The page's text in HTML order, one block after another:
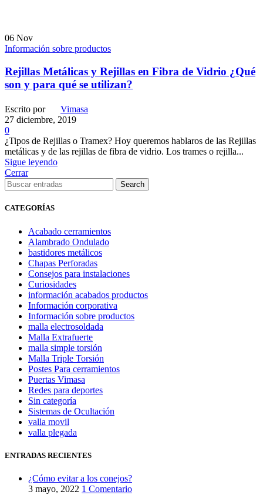
06 Nov
Información sobre productos
Rejillas Metálicas y Rejillas en Fibra de Vidrio ¿Qué
son y para qué se utilizan?
Escrito por
Vimasa
27 diciembre, 2019
0
¿Tipos de Rejillas o Tramex? Hoy queremos hablaros de las Rejillas
metálicas y de las rejillas de fibra de vidrio. Los trames o rejilla...
Sigue leyendo
Cerrar
Search
CATEGORÍAS
Acabado cerramientos
Alambrado Ondulado
bastidores metálicos
Chapas Perforadas
Consejos para instalaciones
Curiosidades
información acabados productos
Información corporativa
Información sobre productos
malla electrosoldada
Malla Extrafuerte
malla simple torsión
Malla Triple Torsión
Postes Para cerramientos
Puertas Vimasa
Redes para deportes
Sin categoría
Sistemas de Ocultación
valla movil
valla plegada
ENTRADAS RECIENTES
¿Cómo evitar a los conejos?
3 mayo, 2022 1 Comentario